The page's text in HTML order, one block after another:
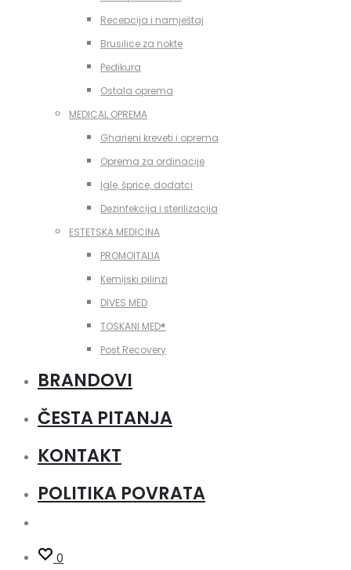
Recepcija i namještaj
Brusilice za nokte
Pedikura
Ostala oprema
MEDICAL OPREMA
Gharieni kreveti i oprema
Oprema za ordinacije
Igle, šprice, dodatci
Dezinfekcija i sterilizacija
ESTETSKA MEDICINA
PROMOITALIA
Kemijski pilinzi
DIVES MED
TOSKANI MED®️
Post Recovery
BRANDOVI
ČESTA PITANJA
KONTAKT
POLITIKA POVRATA
0